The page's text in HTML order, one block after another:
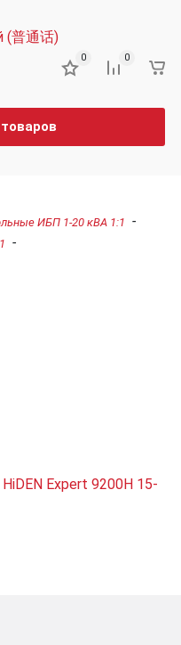
(普通话)
0 0
ИБП 1-20 кВА 1:1 -
-
Expert 9200H 15-